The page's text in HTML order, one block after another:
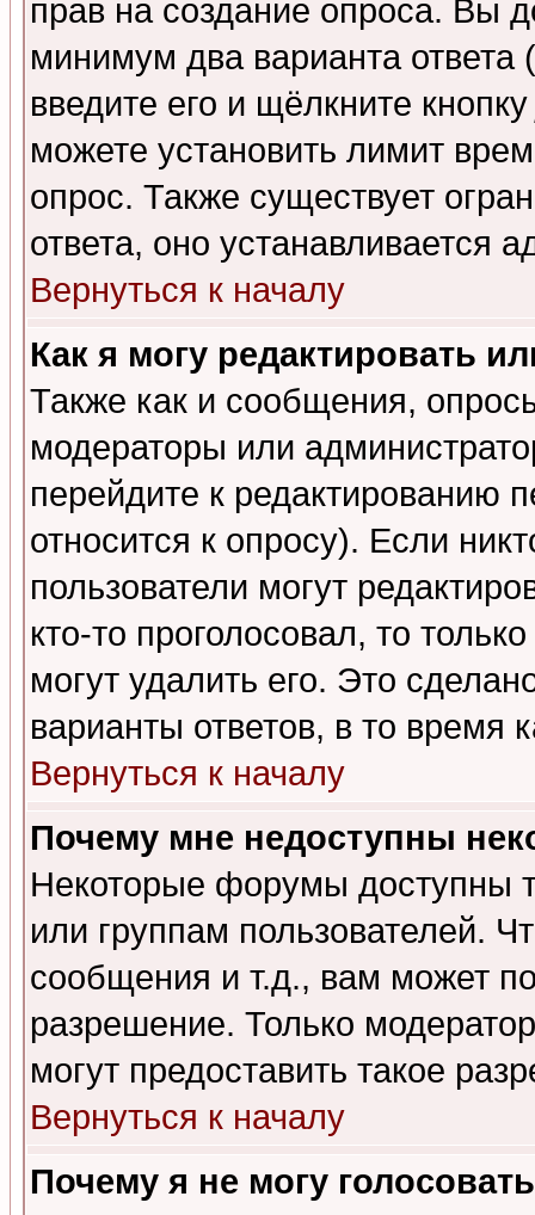
прав на создание опроса. Вы
минимум два варианта ответа
введите его и щёлкните
можете установить лимит
опрос. Также существует
ответа, оно устанавливается
Вернуться к началу
Как я могу редактировать
Также как и сообщения,
модераторы или
перейдите к редактированию
относится к опросу). Если
пользователи могут
кто-то проголосовал, то
могут удалить его. Это
варианты ответов, в то время
Вернуться к началу
Почему мне недоступны
Некоторые форумы доступны
или группам пользователей.
сообщения и т.д., вам может
разрешение. Только
могут предоставить такое
Вернуться к началу
Почему я не могу